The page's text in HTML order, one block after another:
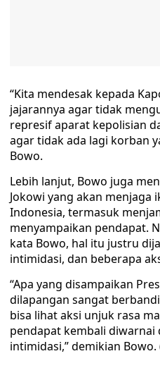
“Kita mendesak kepada
jajarannya agar tidak
represif aparat kepolisian
agar tidak ada lagi korban
Bowo.
Lebih lanjut, Bowo juga
Jokowi yang akan menjaga
Indonesia, termasuk
menyampaikan pendapat.
kata Bowo, hal itu justru
intimidasi, dan beberapa
“Apa yang disampaikan
dilapangan sangat
bisa lihat aksi unjuk rasa
pendapat kembali diwarnai
intimidasi,” demikian Bowo.